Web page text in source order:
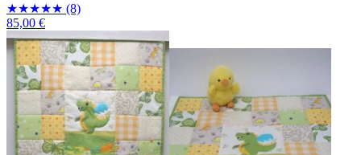
★★★★★ (8)
85,00 €